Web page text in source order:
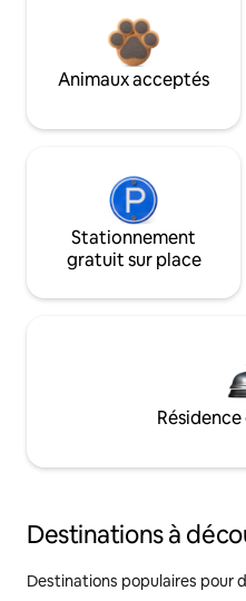
Animaux acceptés
Stationnement
gratuit sur place
Destinations à
Destinations populaires pour